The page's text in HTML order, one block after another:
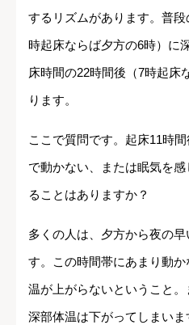
するリズムがあります。普
時起床ならば夕方の6時）に
床時間の22時間後（7時起床
ります。
ここで質問です。起床11時
で動かない、または眠気を
ることはありますか？
多くの人は、夕方から夜の
す。この時間帯にあまり動
温が上がらないということ
深部体温は下がってしまいま